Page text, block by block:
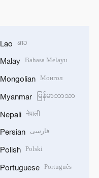
Lao ລາວ
Malay Bahasa Melayu
Mongolian Монгол
Myanmar မြန်မာဘာသာ
Nepali नेपाली
Persian فارسی
Polish Polski
Portuguese Português